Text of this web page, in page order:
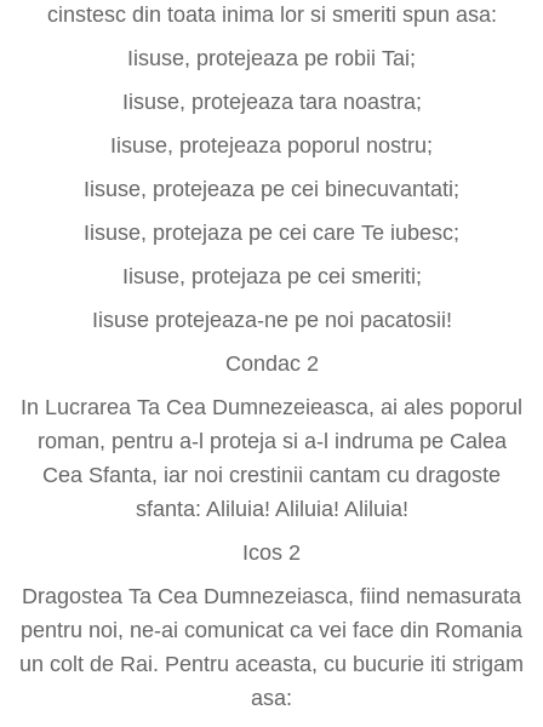
cinstesc din toata inima lor si smeriti spun asa:
Iisuse, protejeaza pe robii Tai;
Iisuse, protejeaza tara noastra;
Iisuse, protejeaza poporul nostru;
Iisuse, protejeaza pe cei binecuvantati;
Iisuse, protejaza pe cei care Te iubesc;
Iisuse, protejaza pe cei smeriti;
Iisuse protejeaza-ne pe noi pacatosii!
Condac 2
In Lucrarea Ta Cea Dumnezeieasca, ai ales poporul
roman, pentru a-l proteja si a-l indruma pe Calea
Cea Sfanta, iar noi crestinii cantam cu dragoste
sfanta: Aliluia! Aliluia! Aliluia!
Icos 2
Dragostea Ta Cea Dumnezeiasca, fiind nemasurata
pentru noi, ne-ai comunicat ca vei face din Romania
un colt de Rai. Pentru aceasta, cu bucurie iti strigam
asa: